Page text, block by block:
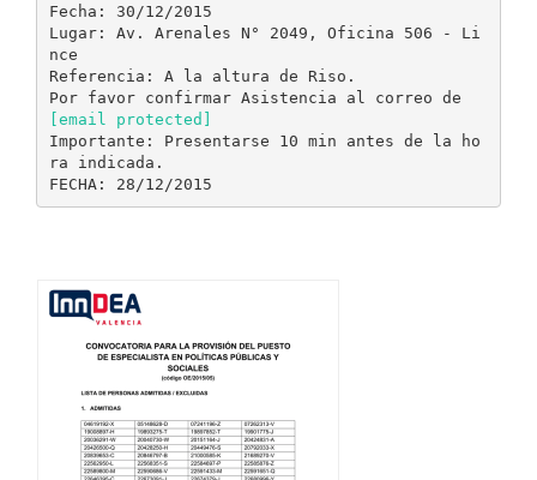
Fecha: 30/12/2015
Lugar: Av. Arenales N° 2049, Oficina 506 - Li
nce
Referencia: A la altura de Riso.
Por favor confirmar Asistencia al correo de
[email protected]
Importante: Presentarse 10 min antes de la ho
ra indicada.